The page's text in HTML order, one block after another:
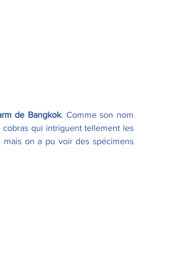
de Bangkok. Comme son nom
qui intriguent tellement les
mais on a pu voir des spécimens